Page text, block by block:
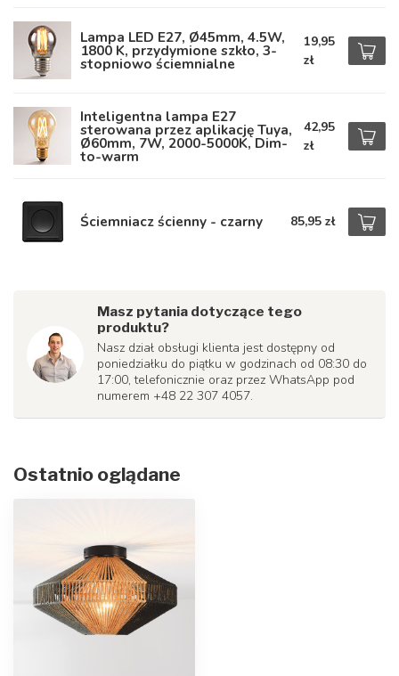
Lampa LED E27, Ø45mm, 4.5W,
1800 K, przydymione szkło, 3-
stopniowo ściemnialne
19,95
zł
Inteligentna lampa E27
sterowana przez aplikację Tuya,
Ø60mm, 7W, 2000-5000K, Dim-
to-warm
42,95
zł
Ściemniacz ścienny - czarny 85,95 zł
Masz pytania dotyczące tego
produktu?
Nasz dział obsługi klienta jest dostępny od
poniedziałku do piątku w godzinach od 08:30 do
17:00, telefonicznie oraz przez WhatsApp pod
numerem +48 22 307 4057.
Ostatnio oglądane